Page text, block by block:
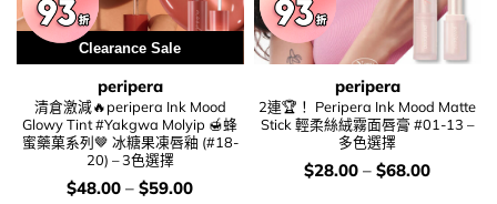
Clearance Sale
peripera
清倉激減🔥peripera Ink Mood
Glowy Tint #Yakgwa Molyip 🍯蜂
蜜藥菓系列🤎 冰糖果凍唇釉 (#18-
20) – 3色選擇
價
$48.00 – $59.00
peripera
2連🏆！ Peripera Ink Mood Matte
Stick 輕柔絲絨霧面唇膏 #01-13 –
多色選擇
價
$28.00 – $68.00